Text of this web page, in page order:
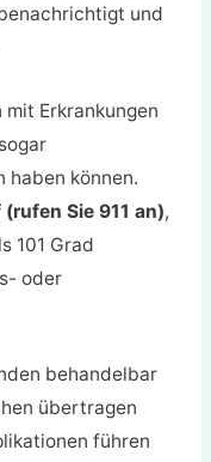
und
Erkrankungen
haben können.
Sie 911 an),
101 Grad
oder
behandelbar
übertragen
führen